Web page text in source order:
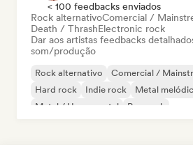
< 100 feedbacks enviados
Rock alternativoComercial /
Death / ThrashElectronic rock
Dar aos artistas feedbacks
som/produção
Rock alternativo Comercial /
Hard rock
Indie rock
Metal
Metal / Heavy metal
Pop rock